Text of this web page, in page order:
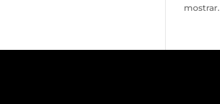
mostrar.